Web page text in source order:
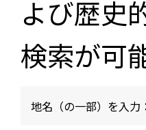
よび歴史
検索が可
地名（の一部）を入力